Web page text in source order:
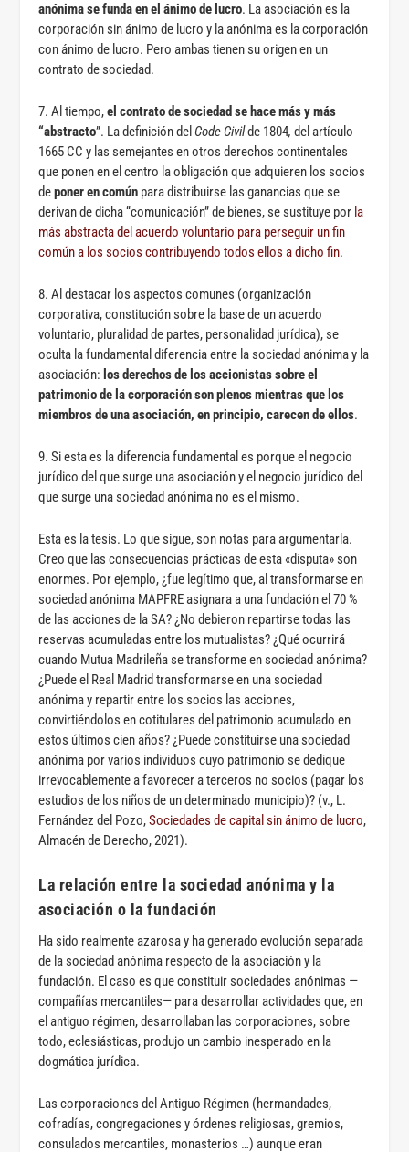
anónima se funda en el ánimo de lucro. La asociación es la
corporación sin ánimo de lucro y la anónima es la corporación
con ánimo de lucro. Pero ambas tienen su origen en un
contrato de sociedad.
7. Al tiempo,el contrato de sociedad se hace más y más
“abstracto”. La definición delCode Civilde 1804,del artículo
1665 CC y las semejantes en otros derechos continentales
que ponen en el centro la obligación que adquieren los socios
deponer en común para distribuirse las ganancias que se
derivan de dicha “comunicación” de bienes, se sustituye por la
más abstracta del acuerdo voluntario para perseguir un fin
común a los socios contribuyendo todos ellos a dicho fin.
8. Al destacar los aspectos comunes (organización
corporativa, constitución sobre la base de un acuerdo
voluntario, pluralidad de partes, personalidad jurídica), se
oculta la fundamental diferencia entre la sociedad anónima y la
asociación: los derechos de los accionistas sobre el
patrimonio de la corporación son plenos mientras que los
miembros de una asociación, en principio, carecen de ellos.
9. Si esta es la diferencia fundamental es porque el negocio
jurídico del que surge una asociación y el negocio jurídico del
que surge una sociedad anónima no es el mismo.
Esta es la tesis. Lo que sigue, son notas para argumentarla.
Creo que las consecuencias prácticas de esta «disputa» son
enormes. Por ejemplo, ¿fue legítimo que, al transformarse en
sociedad anónima MAPFRE asignara a una fundación el 70 %
de las acciones de la SA? ¿No debieron repartirse todas las
reservas acumuladas entre los mutualistas? ¿Qué ocurrirá
cuando Mutua Madrileña se transforme en sociedad anónima?
¿Puede el Real Madrid transformarse en una sociedad
anónima y repartir entre los socios las acciones,
convirtiéndolos en cotitulares del patrimonio acumulado en
estos últimos cien años? ¿Puede constituirse una sociedad
anónima por varios individuos cuyo patrimonio se dedique
irrevocablemente a favorecer a terceros no socios (pagar los
estudios de los niños de un determinado municipio)? (v., L.
Fernández del Pozo,Sociedades de capital sin ánimo de lucro,
Almacén de Derecho, 2021).
La relación entre la sociedad anónima y la
asociación o la fundación
Ha sido realmente azarosa y ha generado evolución separada
de la sociedad anónima respecto de la asociación y la
fundación. El caso es que constituir sociedades anónimas —
compañías mercantiles— para desarrollar actividades que, en
el antiguo régimen, desarrollaban las corporaciones, sobre
todo, eclesiásticas, produjo un cambio inesperado en la
dogmática jurídica.
Las corporaciones del Antiguo Régimen (hermandades,
cofradías, congregaciones y órdenes religiosas, gremios,
consulados mercantiles, monasterios …) aunque eran